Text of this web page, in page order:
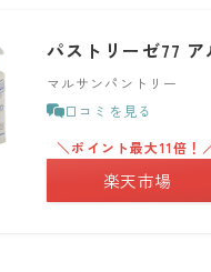
パストリーゼ77
マルサンパントリー
口コミを見る
＼ポイント最大11倍！
楽天市場